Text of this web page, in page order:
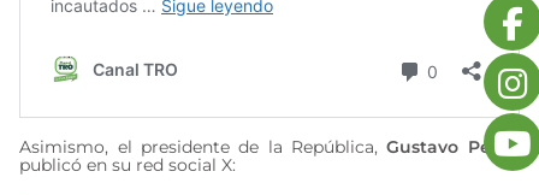
Asimismo, el presidente de la República,Gustavo Petro,
publicó en su red social X: